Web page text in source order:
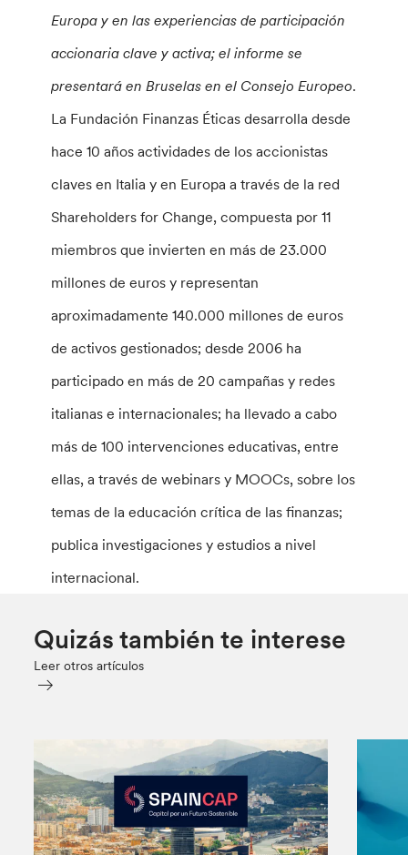
Europa y en las experiencias de participación
accionaria clave y activa; el informe se
presentará en Bruselas en el Consejo Europeo.
La Fundación Finanzas Éticas desarrolla desde
hace 10 años actividades de los accionistas
claves en Italia y en Europa a través de la red
Shareholders for Change, compuesta por 11
miembros que invierten en más de 23.000
millones de euros y representan
aproximadamente 140.000 millones de euros
de activos gestionados; desde 2006 ha
participado en más de 20 campañas y redes
italianas e internacionales; ha llevado a cabo
más de 100 intervenciones educativas, entre
ellas, a través de webinars y MOOCs, sobre los
temas de la educación crítica de las finanzas;
publica investigaciones y estudios a nivel
internacional.
Quizás también te interese
Leer otros artículos